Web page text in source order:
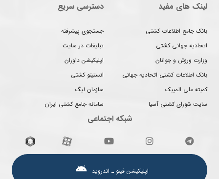
لینک های مفید
بانک جامع اطلاعات کشتی
اتحادیه جهانی کشتی
وزارت ورزش و جوانان
بانک اطلاعات کشتی اتحادیه جهانی
کمیته ملی المپیک
سایت شورای کشتی آسیا
دسترسی سریع
جستجوی پیشرفته
تبلیغات در سایت
اپلیکیشن داوران
انستیتو کشتی
سازمان لیگ
سامانه جامع کشتی ایران
شبکه اجتماعی
اپلیکیشن فیتو ـ اندروید